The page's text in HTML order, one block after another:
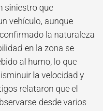
siniestro que
vehículo, aunque
la naturaleza
en la zona se
al humo, lo que
la velocidad y
relataron que el
desde varios